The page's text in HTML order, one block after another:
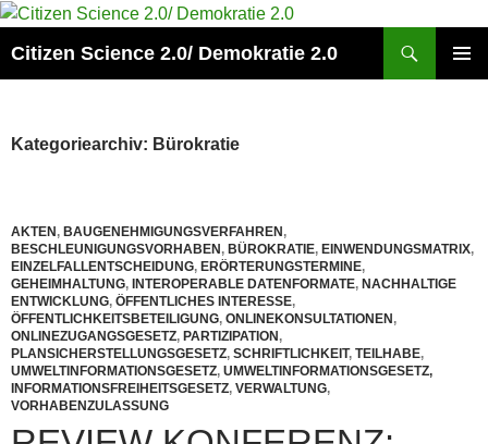
Zum
springen
Citizen Science 2.0/ Demokratie 2.0
Kategoriearchiv: Bürokratie
AKTEN, BAUGENEHMIGUNGSVERFAHREN,
BESCHLEUNIGUNGSVORHABEN, BÜROKRATIE, EINWENDUNGSMATRIX,
EINZELFALLENTSCHEIDUNG, ERÖRTERUNGSTERMINE,
GEHEIMHALTUNG, INTEROPERABLE DATENFORMATE, NACHHALTIGE
ENTWICKLUNG, ÖFFENTLICHES INTERESSE,
ÖFFENTLICHKEITSBETEILIGUNG, ONLINEKONSULTATIONEN,
ONLINEZUGANGSGESETZ, PARTIZIPATION,
PLANSICHERSTELLUNGSGESETZ, SCHRIFTLICHKEIT, TEILHABE,
UMWELTINFORMATIONSGESETZ, UMWELTINFORMATIONSGESETZ,
INFORMATIONSFREIHEITSGESETZ, VERWALTUNG,
VORHABENZULASSUNG